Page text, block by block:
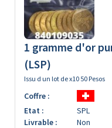
1 gramme d'or
(LSP)
Issu d un lot de x10 50 Pesos
Coffre :
Etat :
SPL
Livrable :
Non